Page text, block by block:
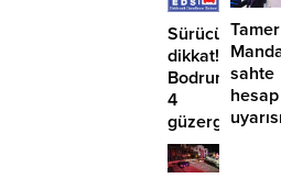
Sürücüler
dikkat!
Bodrum’da
4
güzergahta
EDS
başlıyor
Tamer
sahte
hesap